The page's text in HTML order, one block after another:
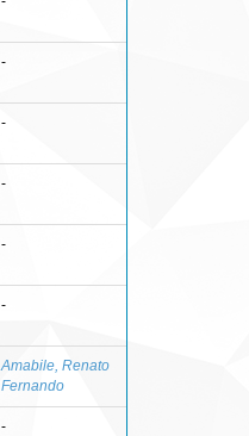
-
-
-
-
-
Amabile, Renato
Fernando
-